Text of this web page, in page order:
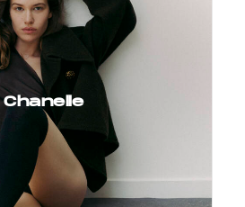
Chanelle